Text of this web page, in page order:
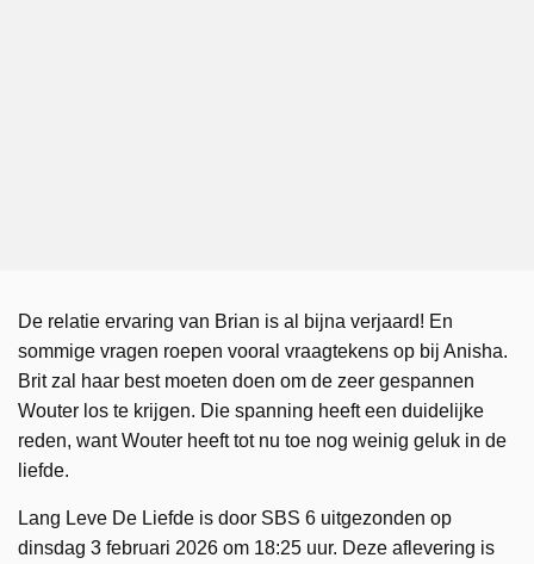
De relatie ervaring van Brian is al bijna verjaard! En
sommige vragen roepen vooral vraagtekens op bij Anisha.
Brit zal haar best moeten doen om de zeer gespannen
Wouter los te krijgen. Die spanning heeft een duidelijke
reden, want Wouter heeft tot nu toe nog weinig geluk in de
liefde.
Lang Leve De Liefde is door SBS 6 uitgezonden op
dinsdag 3 februari 2026 om 18:25 uur. Deze aflevering is